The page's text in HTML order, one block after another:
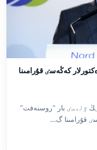
كەڭەسٸ قۇرامىنا
ٷلەسٸ بار "روسنەفت"
قۇرامىنا گ...